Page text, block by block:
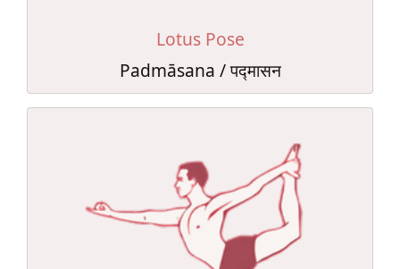
Lotus Pose
Padmāsana / पद्मासन